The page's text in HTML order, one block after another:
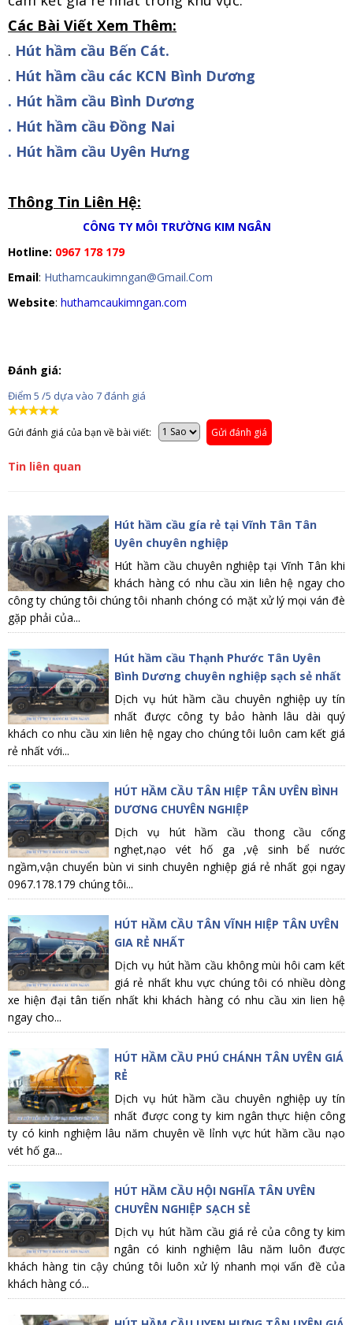
Các Bài Viết Xem Thêm:
. Hút hầm cầu Bến Cát.
. Hút hầm cầu các KCN Bình Dương
. Hút hầm cầu Bình Dương
. Hút hầm cầu Đồng Nai
. Hút hầm cầu Uyên Hưng
Thông Tin Liên Hệ:
CÔNG TY MÔI TRƯỜNG KIM NGÂN
Hotline: 0967 178 179
Email: Huthamcaukimngan@Gmail.Com
Website: huthamcaukimngan.com
Đánh giá:
Điểm 5 /5 dựa vào 7đánh giá
Gửi đánh giá của bạn về bài viết: Gửi đánh giá
Tin liên quan
Hút hầm cầu gía rẻ tại Vĩnh Tân Tân
Uyên chuyên nghiệp
Hút hầm cầu chuyên nghiệp tại Vĩnh Tân khi
khách hàng có nhu cầu xin liên hệ ngay cho
công ty chúng tôi chúng tôi nhanh chóng có mặt xử lý mọi ván đè
gặp phải của...
Hút hầm cầu Thạnh Phước Tân Uyên
Bình Dương chuyên nghiệp sạch sẻ nhất
Dịch vụ hút hầm cầu chuyên nghiệp uy tín
nhất được công ty bảo hành lâu dài quý
khách co nhu cầu xin liên hệ ngay cho chúng tôi luôn cam kết giá
rẻ nhất với...
HÚT HẦM CẦU TÂN HIỆP TÂN UYÊN BÌNH
DƯƠNG CHUYÊN NGHIỆP
Dịch vụ hút hầm cầu thong cầu cống
nghẹt,nạo vét hố ga ,vệ sinh bể nước
ngầm,vận chuyển bùn vi sinh chuyên nghiệp giá rẻ nhất gọi ngay
0967.178.179 chúng tôi...
HÚT HẦM CẦU TÂN VĨNH HIỆP TÂN UYÊN
GIA RẺ NHẤT
Dịch vụ hút hầm cầu không mùi hôi cam kết
giá rẻ nhất khu vực chúng tôi có nhiều dòng
xe hiện đại tân tiến nhất khi khách hàng có nhu cầu xin lien hệ
ngay cho...
HÚT HẦM CẦU PHÚ CHÁNH TÂN UYÊN GIÁ
RẺ
Dịch vụ hút hầm cầu chuyên nghiệp uy tín
nhất được cong ty kim ngân thực hiện công
ty có kinh nghiệm lâu năm chuyên về lỉnh vực hút hầm cầu nạo
vét hố ga...
HÚT HẦM CẦU HỘI NGHĨA TÂN UYÊN
CHUYÊN NGHIỆP SẠCH SẺ
Dịch vụ hút hầm cầu giá rẻ của công ty kim
ngân có kinh nghiệm lâu năm luôn được
khách hàng tin cậy chúng tôi luôn xử lý nhanh mọi vấn đề của
khách hàng có...